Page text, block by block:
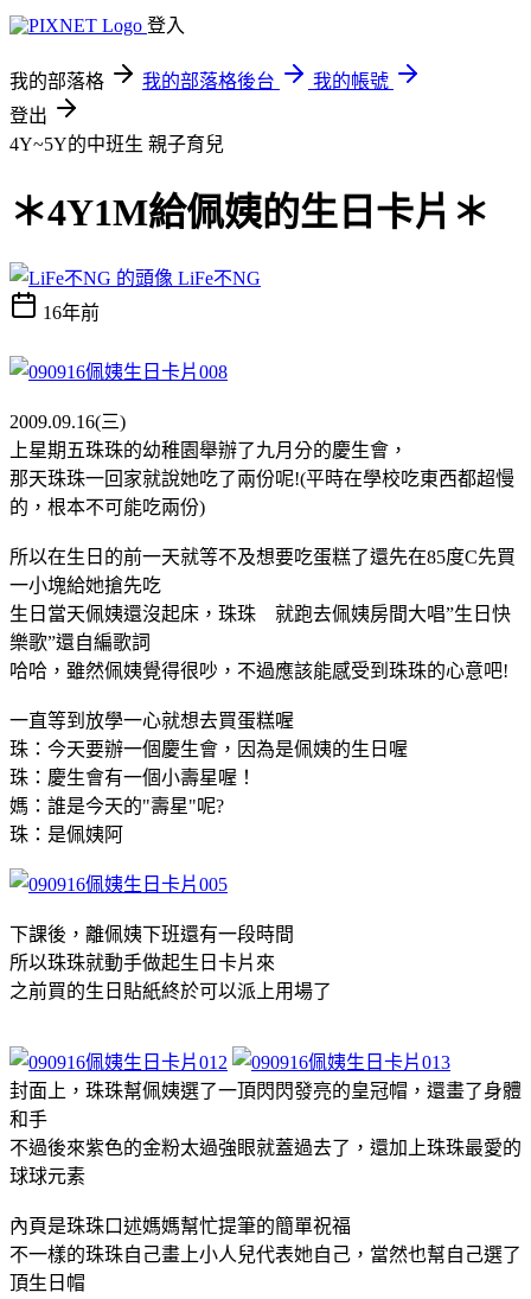
登入
我的部落格 我的部落格後台
我的帳號
登出
4Y~5Y的中班生 親子育兒
＊4Y1M給佩姨的生日卡片＊
LiFe不NG
16年前
2009.09.16(三)
上星期五珠珠的幼稚園舉辦了九月分的慶生會，
那天珠珠一回家就說她吃了兩份呢!(平時在學校吃東西都超慢
的，根本不可能吃兩份)
所以在生日的前一天就等不及想要吃蛋糕了還先在85度C先買
一小塊給她搶先吃
生日當天佩姨還沒起床，珠珠 就跑去佩姨房間大唱”生日快
樂歌”還自編歌詞
哈哈，雖然佩姨覺得很吵，不過應該能感受到珠珠的心意吧!
一直等到放學一心就想去買蛋糕喔
珠：今天要辦一個慶生會，因為是佩姨的生日喔
珠：慶生會有一個小壽星喔！
媽：誰是今天的"壽星"呢?
珠：是佩姨阿
下課後，離佩姨下班還有一段時間
所以珠珠就動手做起生日卡片來
之前買的生日貼紙終於可以派上用場了
封面上，珠珠幫佩姨選了一頂閃閃發亮的皇冠帽，還畫了身體
和手
不過後來紫色的金粉太過強眼就蓋過去了，還加上珠珠最愛的
球球元素
內頁是珠珠口述媽媽幫忙提筆的簡單祝福
不一樣的珠珠自己畫上小人兒代表她自己，當然也幫自己選了
頂生日帽